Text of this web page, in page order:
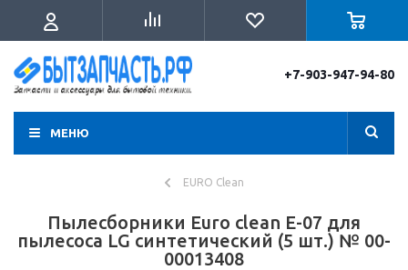
+7-903-947-94-80
МЕНЮ
EURO Clean
Пылесборники Euro clean E-07 для
пылесоса LG cинтетический (5 шт.) № 00-
00013408